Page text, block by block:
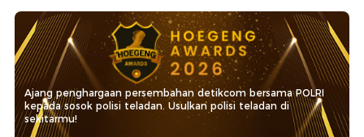
Ajang penghargaan persembahan detikcom bersama POLRI
kepada sosok polisi teladan. Usulkan polisi teladan di
sekitarmu!